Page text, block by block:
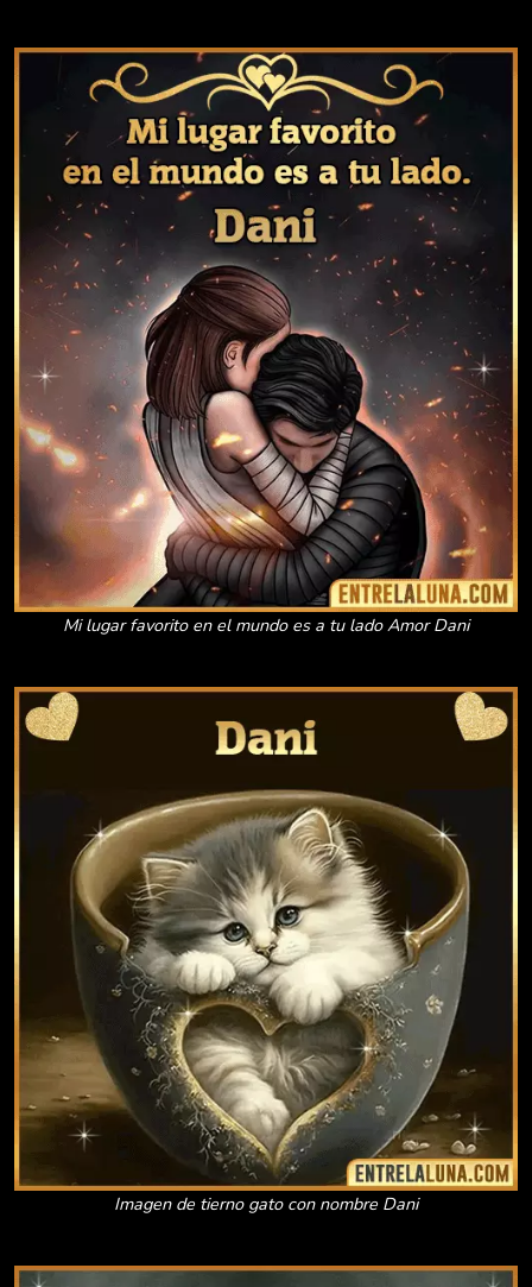
Mi lugar favorito en el mundo es a tu lado Amor Dani
Imagen de tierno gato con nombre Dani